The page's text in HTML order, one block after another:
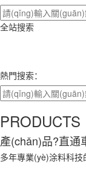
全站搜索
熱門搜索：
PRODUCTS
產(chǎn)品?直通
多年專業(yè)涂料科